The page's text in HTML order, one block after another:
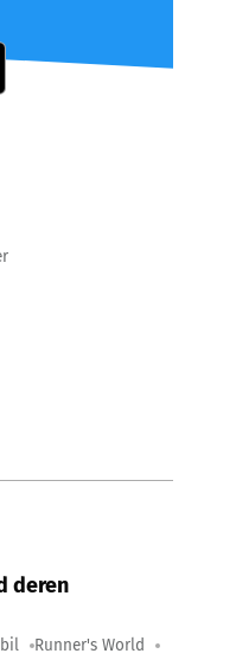
deren
Runner's World